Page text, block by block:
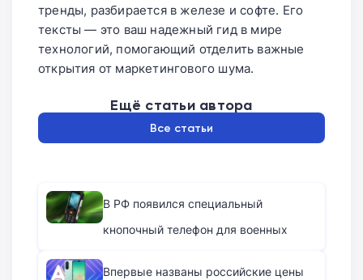
тренды, разбирается в железе и софте. Его
тексты — это ваш надежный гид в мире
технологий, помогающий отделить важные
открытия от маркетингового шума.
Ещё статьи автора
Все статьи
В РФ появился специальный
кнопочный телефон для военных
Впервые названы российские цены